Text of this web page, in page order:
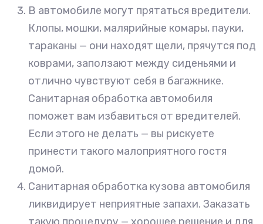
В автомобиле могут прятаться вредители.
Клопы, мошки, малярийные комары, пауки,
тараканы — они находят щели, прячутся под
коврами, заползают между сиденьями и
отлично чувствуют себя в багажнике.
Санитарная обработка автомобиля
поможет вам избавиться от вредителей.
Если этого не делать — вы рискуете
принести такого малоприятного гостя
домой.
Санитарная обработка кузова автомобиля
ликвидирует неприятные запахи. Заказать